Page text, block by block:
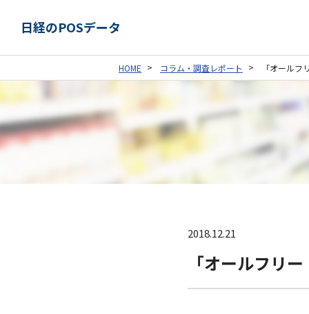
日経のPOSデータ
HOME コラム・調査レポート 「オール
2018.12.21
「オールフリ